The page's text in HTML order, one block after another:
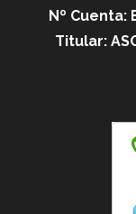
Nº Cuenta:
Titular: